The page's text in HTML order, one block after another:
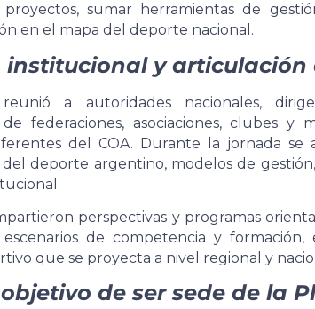
proyectos, sumar herramientas de
en el mapa del deporte nacional.
institucional y articulación
a autoridades nacionales,
federaciones, asociaciones, clubes y
del COA. Durante la jornada se
deporte argentino, modelos de
perspectivas y programas
de competencia y
que se proyecta a nivel regional y
de ser sede de la